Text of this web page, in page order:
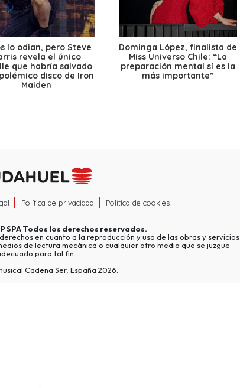
lo odian, pero Steve
revela el único
que habría salvado
disco de Iron
Maiden
Dominga López, finalista de
Miss Universo Chile: “La
preparación mental sí es la
más importante”
Política de privacidad Política de cookies
SPATodos los derechos reservados.
derechos en cuanto a la reproducción y uso de las obras y servicios
de lectura mecánica o cualquier otro medio que se juzgue
para tal fin.
Cadena Ser, España 2026.